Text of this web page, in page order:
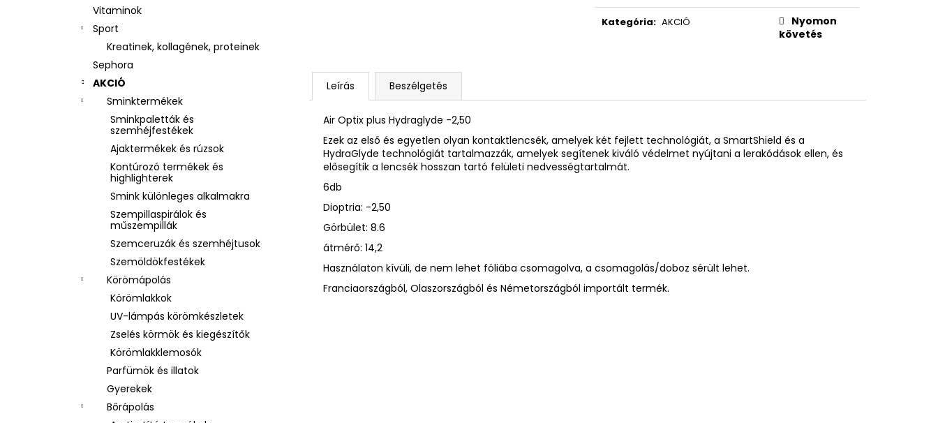
Vitaminok
Sport
Kreatinek, kollagének, proteinek
Sephora
AKCIÓ
Sminktermékek
Sminkpaletták és
szemhéjfestékek
Ajaktermékek és rúzsok
Kontúrozó termékek és
highlighterek
Smink különleges alkalmakra
Szempillaspirálok és
műszempillák
Szemceruzák és szemhéjtusok
Szemöldökfestékek
Körömápolás
Körömlakkok
UV-lámpás körömkészletek
Zselés körmök és kiegészítők
Körömlakklemosók
Parfümök és illatok
Gyerekek
Bőrápolás
Kategória: AKCIÓ
Nyomon
követés
Leírás Beszélgetés
Air Optix plus Hydraglyde -2,50
Ezek az első és egyetlen olyan kontaktlencsék, amelyek két fejlett technológiát, a SmartShield és a
HydraGlyde technológiát tartalmazzák, amelyek segítenek kiváló védelmet nyújtani a lerakódások ellen, és
elősegítik a lencsék hosszan tartó felületi nedvességtartalmát.
6db
Dioptria: -2,50
Görbület: 8.6
átmérő: 14,2
Használaton kívüli, de nem lehet fóliába csomagolva, a csomagolás/doboz sérült lehet.
Franciaországból, Olaszországból és Németországból importált termék.